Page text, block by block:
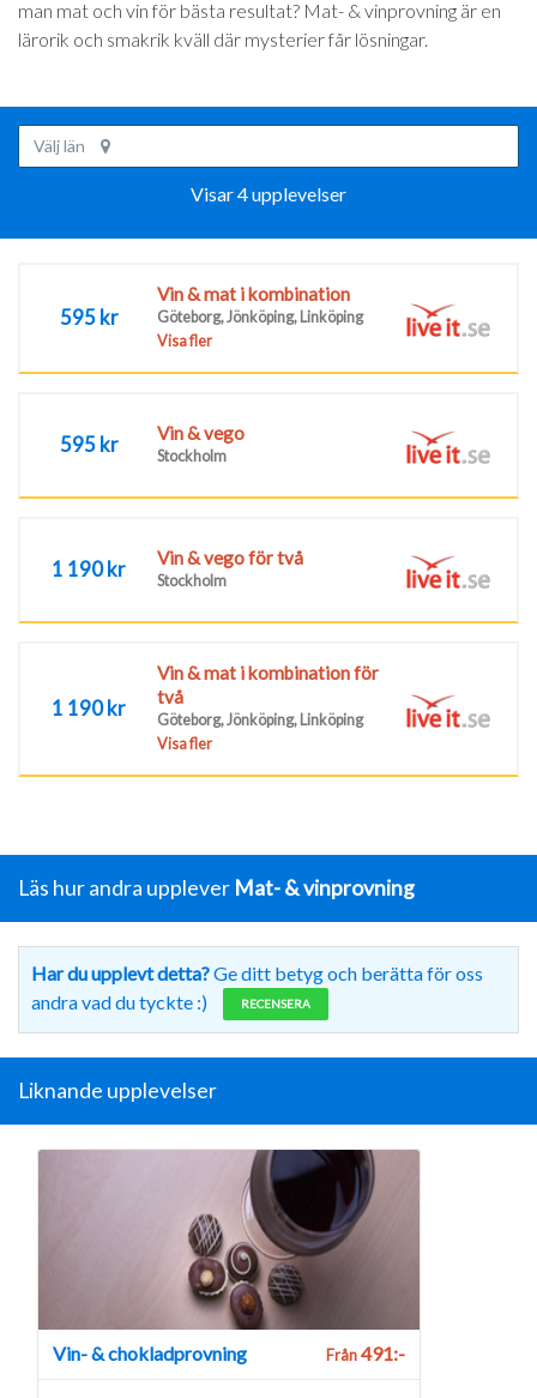
man mat och vin för bästa resultat? Mat- & vinprovning är en
lärorik och smakrik kväll där mysterier får lösningar.
Välj län
Visar 4 upplevelser
595 kr
Vin & mat i kombination
Göteborg, Jönköping, Linköping
Visa fler
595 kr Vin & vego
Stockholm
1 190 kr Vin & vego för två
Stockholm
1 190 kr
Vin & mat i kombination för
två
Göteborg, Jönköping, Linköping
Visa fler
Läs hur andra upplever Mat- & vinprovning
Har du upplevt detta?Ge ditt betyg och berätta för oss
andra vad du tyckte :)
RECENSERA
Liknande upplevelser
Vin- & chokladprovning Från491:-